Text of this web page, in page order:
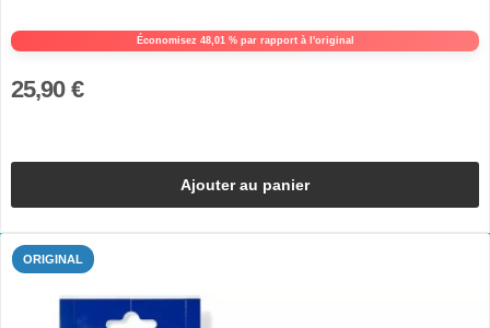
Économisez 48,01 % par rapport à l'original
25,90 €
Ajouter au panier
ORIGINAL